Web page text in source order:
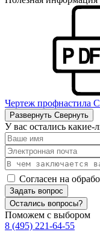
Чертеж профнастила
Развернуть Свернуть
У вас остались
Согласен на
Задать вопрос
Остались вопросы?
Поможем с выбором
8 (495) 221-64-55